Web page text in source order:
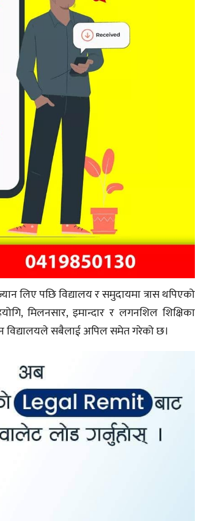
लिए पछि विद्यालय र समुदायमा त्रास थपिएको
मिलनसार, इमान्दार र लगनशिल शिक्षिका
विद्यालयले सबैलाई अपिल समेत गरेको छ।